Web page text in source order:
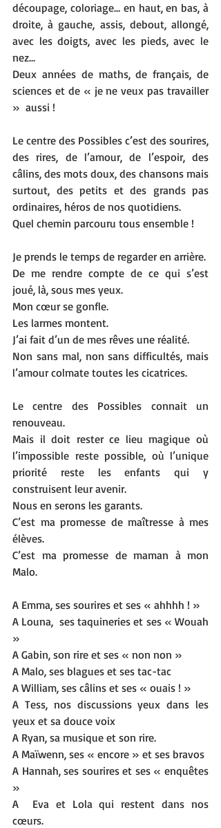
découpage, coloriage… en haut, en bas, à
droite, à gauche, assis, debout, allongé,
avec les doigts, avec les pieds, avec le
nez…
Deux années de maths, de français, de
sciences et de « je ne veux pas travailler
»  aussi !
Le centre des Possibles c’est des sourires,
des rires, de l’amour, de l’espoir, des
câlins, des mots doux, des chansons mais
surtout, des petits et des grands pas
ordinaires, héros de nos quotidiens.
Quel chemin parcouru tous ensemble !
Je prends le temps de regarder en arrière.
De me rendre compte de ce qui s’est
joué, là, sous mes yeux.
Mon cœur se gonfle.
Les larmes montent.
J’ai fait d’un de mes rêves une réalité.
Non sans mal, non sans difficultés, mais
l’amour colmate toutes les cicatrices.
Le centre des Possibles connait un
renouveau.
Mais il doit rester ce lieu magique où
l’impossible reste possible, où l’unique
priorité reste les enfants qui y
construisent leur avenir.
Nous en serons les garants.
C’est ma promesse de maîtresse à mes
élèves.
C’est ma promesse de maman à mon
Malo.
A Emma, ses sourires et ses « ahhhh ! »
A Louna,  ses taquineries et ses « Wouah
»
A Gabin, son rire et ses « non non »
A Malo, ses blagues et ses tac-tac
A William, ses câlins et ses « ouais ! »
A Tess, nos discussions yeux dans les
yeux et sa douce voix
A Ryan, sa musique et son rire.
A Maïwenn, ses « encore » et ses bravos
A Hannah, ses sourires et ses « enquêtes
»
A  Eva et Lola qui restent dans nos
cœurs.